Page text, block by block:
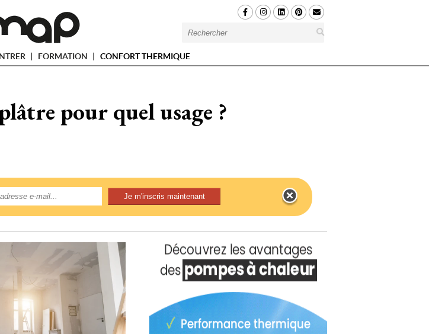
FORMATION CONFORT THERMIQUE
pour quel usage ?